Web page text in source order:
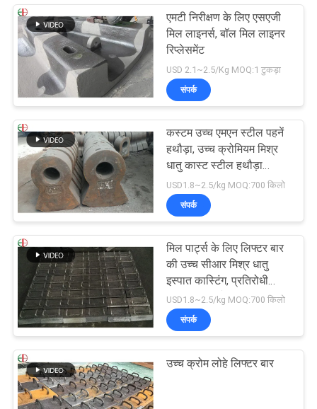
एमटी निरीक्षण के लिए एसएजी
मिल लाइनर्स, बॉल मिल लाइनर
रिप्लेसमेंट
USD 2.1~2.5/Kg MOQ:1 टुकड़ा
संपर्क
कस्टम उच्च एमएन स्टील पहनें
हथौड़ा, उच्च क्रोमियम मिश्र
धातु कास्ट स्टील हथौड़ा
EB19047
USD1.8~2.5/kg MOQ:700 किलो
संपर्क
मिल पार्ट्स के लिए लिफ्टर बार
की उच्च सीआर मिश्र धातु
इस्पात कास्टिंग, प्रतिरोधी
EB2009 पहनें
USD1.8~2.5/kg MOQ:700 किलो
संपर्क
उच्च क्रोम लोहे लिफ्टर बार